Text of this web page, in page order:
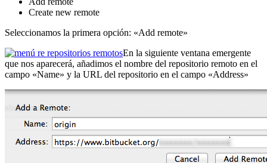
Create new remote
Seleccionamos la primera opción: «Add remote»
En la siguiente ventana emergente
que nos aparecerá, añadimos el nombre del repositorio remoto en el
campo «Name» y la URL del repositorio en el campo «Address»